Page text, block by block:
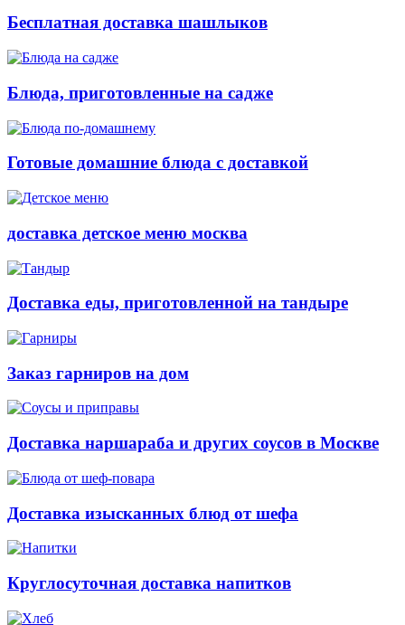
Бесплатная доставка шашлыков
Блюда, приготовленные на садже
Готовые домашние блюда с доставкой
доставка детское меню москва
Доставка еды, приготовленной на тандыре
Заказ гарниров на дом
Доставка наршараба и других соусов в Москве
Доставка изысканных блюд от шефа
Круглосуточная доставка напитков